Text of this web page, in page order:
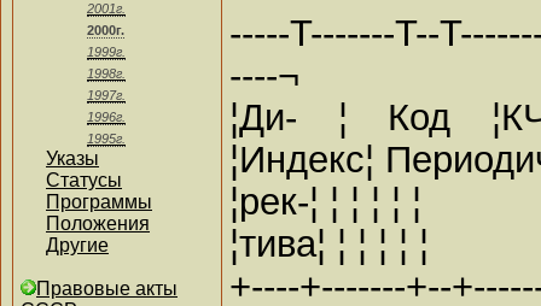
2001г.
2000г.
1999г.
1998г.
1997г.
1996г.
1995г.
Указы
Статусы
Программы
Положения
Другие
Правовые акты
-----T-------T--
----¬
¦Ди- ¦ Код
¦Индекс¦
¦рек-¦ ¦ ¦ ¦ ¦ ¦
¦тива¦ ¦ ¦ ¦ ¦ ¦
+----+-------+--